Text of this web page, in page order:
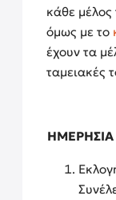
κάθε
όμως με το
έχουν τα
ταμειακές
ΗΜΕΡΗΣΙΑ